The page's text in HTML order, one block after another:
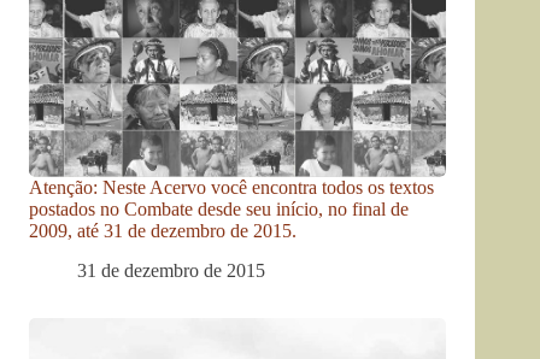
Atenção: Neste Acervo você encontra todos os textos
postados no Combate desde seu início, no final de
2009, até 31 de dezembro de 2015.
31 de dezembro de 2015